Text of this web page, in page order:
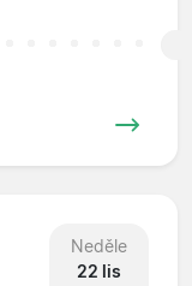
Neděle
22 lis